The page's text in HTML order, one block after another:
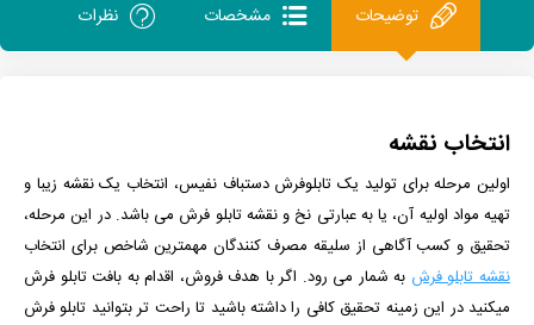
توضیحات مشخصات نظرات
انتخاب نقشه
اولین مرحله برای تولید یک تابلوفرش دستباف نفیس، انتخاب یک نقشه زیبا و
تهیه مواد اولیه آن، یا به عبارتی نخ و نقشه تابلو فرش می باشد. در این مرحله،
تحقیق و کسب آگاهی از سلیقه مصرف کنندگان مهمترین شاخص برای انتخاب
نقشه تابلو فرش به شمار می رود. اگر با هدف فروش، اقدام به بافت تابلو فرش
میکنید در این زمینه تحقیق کافی را داشته باشید تا راحت تر بتوانید تابلو فرش